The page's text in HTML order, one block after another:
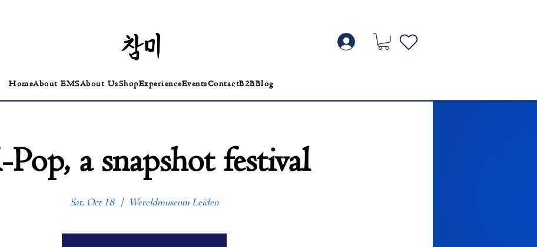
HomeAbout EMSAbout UsShopExperienceEventsContactB2BBlog
Pop, a snapshot festival
Sat, Oct 18
  |
Wereldmuseum Leiden